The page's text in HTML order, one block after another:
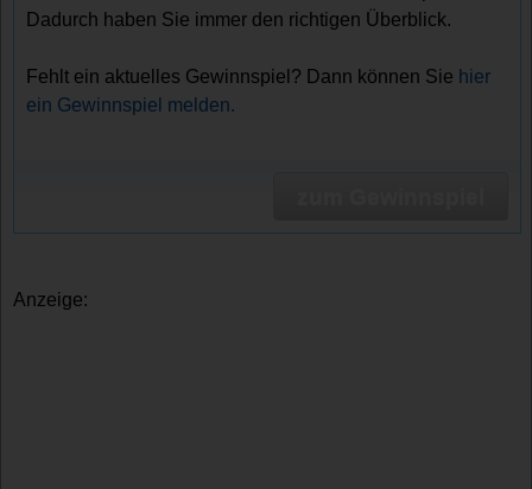
Dadurch haben Sie immer den richtigen Überblick.
Fehlt ein aktuelles Gewinnspiel? Dann können Sie hier
ein Gewinnspiel melden.
Anzeige: